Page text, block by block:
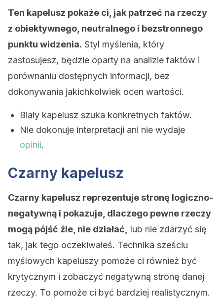
Ten kapelusz pokaże ci, jak patrzeć na rzeczy
z obiektywnego, neutralnego i bezstronnego
punktu widzenia. Styl myślenia, który
zastosujesz, będzie oparty na analizie faktów i
porównaniu dostępnych informacji, bez
dokonywania jakichkolwiek ocen wartości.
Biały kapelusz szuka konkretnych faktów.
Nie dokonuje interpretacji ani nie wydaje
opinii.
Czarny kapelusz
Czarny kapelusz reprezentuje stronę logiczno-
negatywną i pokazuje, dlaczego pewne rzeczy
mogą pójść źle, nie działać,
lub nie zdarzyć się
tak, jak tego oczekiwałeś. Technika sześciu
myślowych kapeluszy pomoże ci również być
krytycznym i zobaczyć negatywną stronę danej
rzeczy. To pomoże ci być bardziej realistycznym.